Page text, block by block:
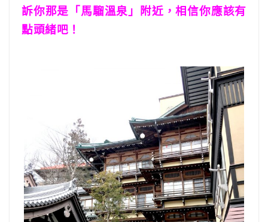
訴你那是「馬騮溫泉」附近，相信你應該有
點頭緒吧！